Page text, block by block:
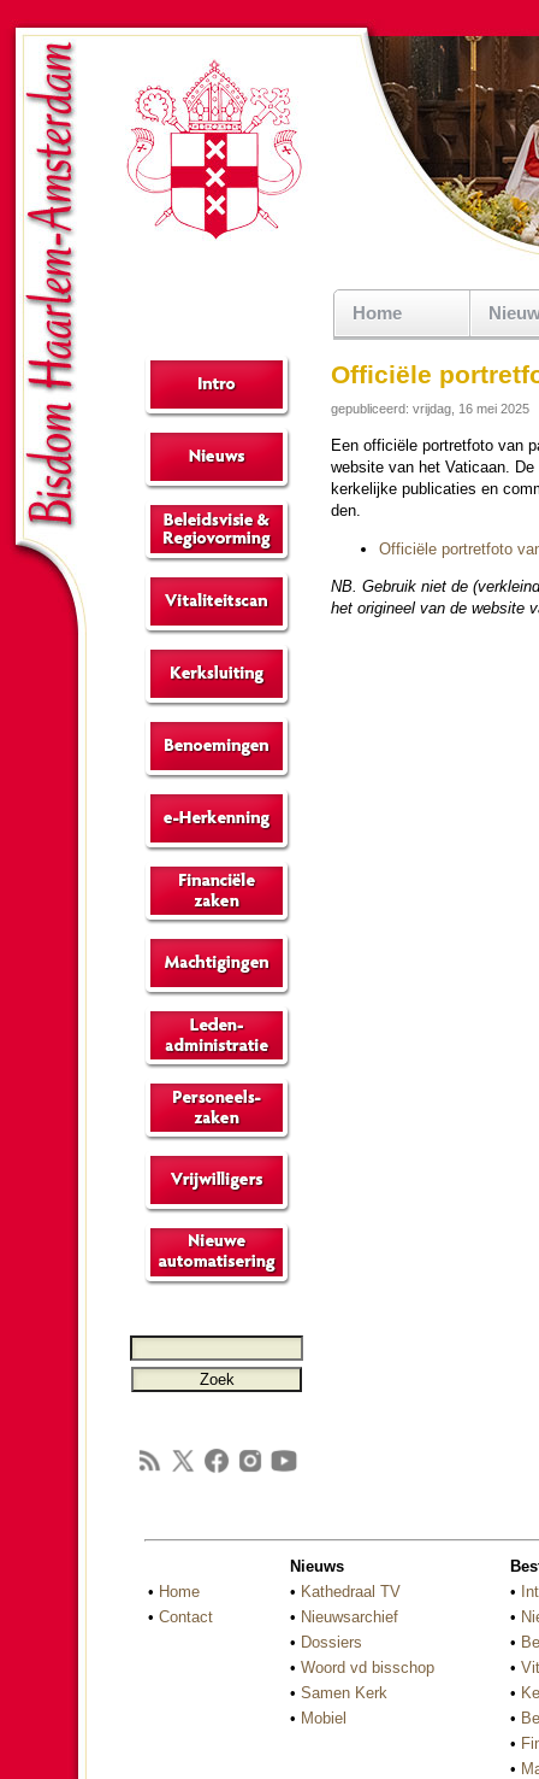
Home
Officiële
gepubliceerd: vrijdag, 16 mei 2025
Een offi­cië­le portret­foto van
web­si­te van het Vati­caan.
ker­ke­lijke publi­ca­ties en
den.
Offi­cië­le portret­foto
NB. Gebruik niet de
het ori­gi­neel van de web­si­te
• Home
• Contact
Nieuws
• Kathedraal TV
• Nieuwsarchief
• Dossiers
• Woord vd bisschop
• Samen Kerk
• Mobiel
•
•
•
•
•
•
•
•